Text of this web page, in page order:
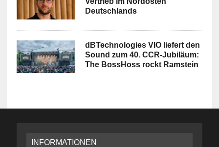
Deutschlands
dBTechnologies VIO liefert den
Sound zum 40. CCR-Jubiläum:
The BossHoss rockt Ramstein
INFORMATIONEN